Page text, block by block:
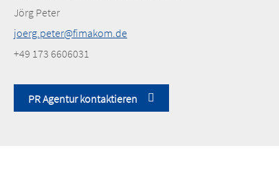
Jörg Peter
joerg.peter@fimakom.de
+49 173 6606031
PR Agentur kontaktieren